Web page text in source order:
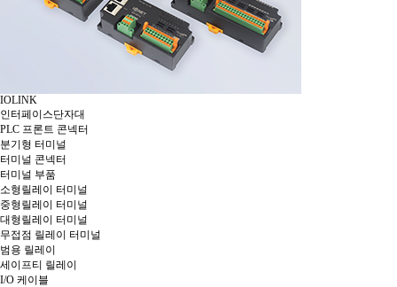
IOLINK
인터페이스단자대
PLC 프론트 콘넥터
분기형 터미널
터미널 콘넥터
터미널 부품
소형릴레이 터미널
중형릴레이 터미널
대형릴레이 터미널
무접점 릴레이 터미널
범용 릴레이
세이프티 릴레이
I/O 케이블